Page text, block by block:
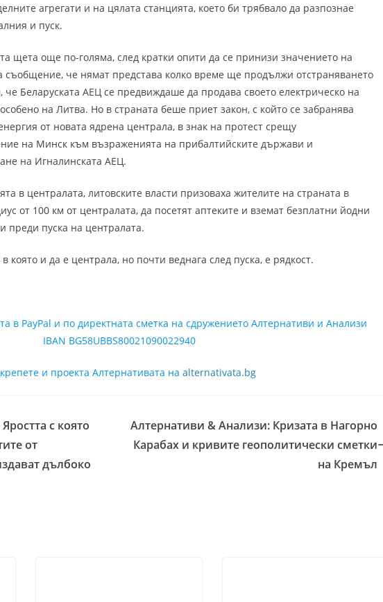
агрегати и на цялата станцията, което би трябвало да разпознае
и пуск.
щета още по-голяма, след кратки опити да се принизи значението на
съобщение, че нямат представа колко време ще продължи отстраняването
Беларуската АЕЦ се предвиждаше да продава своето електрическо на
на Литва. Но в страната беше приет закон, с който се забранява
от новата ядрена централа, в знак на протест срещу
на Минск към възраженията на прибалтийските държави и
на Игналинската АЕЦ.
в централата, литовските власти призоваха жителите на страната в
от 100 км от централата, да посетят аптеките и вземат безплатни йодни
преди пуска на централата.
която и да е централа, но почти веднага след пуска, е рядкост.
в PayPal и по директната сметка на сдружението Алтернативи и Анализи
IBAN BG58UBBS80021090022940
и проекта Алтернативата на alternativata.bg
с която
от
дълбоко
Алтернативи & Анализи: Кризата в Нагорно
Карабах и кривите геополитически сметки
на Кремъл